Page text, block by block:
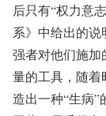
后只有“权力意
系》中给出的
强者对他们施加
量的工具，随着
造出一种“生病”